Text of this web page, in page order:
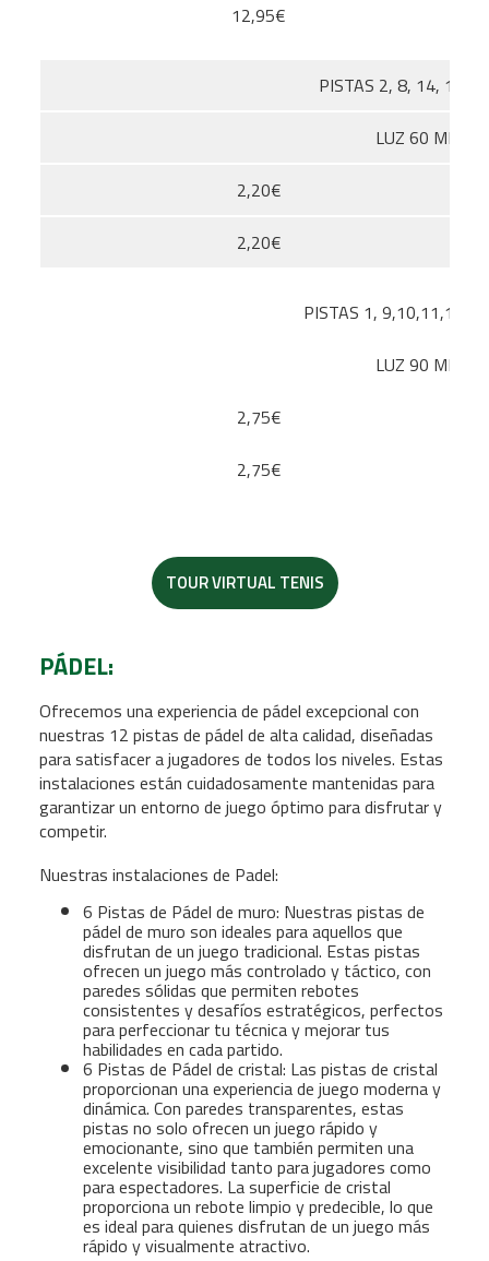
12,95€
PISTAS 2, 8, 14, 15
LUZ 60 MIN
2,20€
2,20€
PISTAS 1, 9,10,11,16
LUZ 90 MIN
2,75€
2,75€
TOUR VIRTUAL TENIS
PÁDEL:
Ofrecemos una experiencia de pádel excepcional con
nuestras 12 pistas de pádel de alta calidad, diseñadas
para satisfacer a jugadores de todos los niveles. Estas
instalaciones están cuidadosamente mantenidas para
garantizar un entorno de juego óptimo para disfrutar y
competir.
Nuestras instalaciones de Padel:
6 Pistas de Pádel de muro: Nuestras pistas de
pádel de muro son ideales para aquellos que
disfrutan de un juego tradicional. Estas pistas
ofrecen un juego más controlado y táctico, con
paredes sólidas que permiten rebotes
consistentes y desafíos estratégicos, perfectos
para perfeccionar tu técnica y mejorar tus
habilidades en cada partido.
6 Pistas de Pádel de cristal: Las pistas de cristal
proporcionan una experiencia de juego moderna y
dinámica. Con paredes transparentes, estas
pistas no solo ofrecen un juego rápido y
emocionante, sino que también permiten una
excelente visibilidad tanto para jugadores como
para espectadores. La superficie de cristal
proporciona un rebote limpio y predecible, lo que
es ideal para quienes disfrutan de un juego más
rápido y visualmente atractivo.